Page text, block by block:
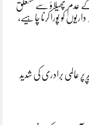
عدم پھیلاؤ سے متعلق
کو پورا کرنا چاہیے،
عالمی برادری کی شدید